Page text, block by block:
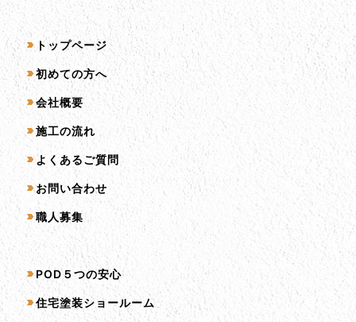
サイトマップ
トップページ
初めての方へ
会社概要
施工の流れ
よくあるご質問
お問い合わせ
職人募集
サービス一覧
POD５つの安心
住宅塗装ショールーム